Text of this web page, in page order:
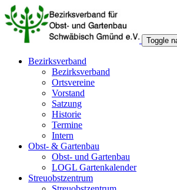
Toggle
Bezirksverband
Bezirksverband
Ortsvereine
Vorstand
Satzung
Historie
Termine
Intern
Obst- & Gartenbau
Obst- und Gartenbau
LOGL Gartenkalender
Streuobstzentrum